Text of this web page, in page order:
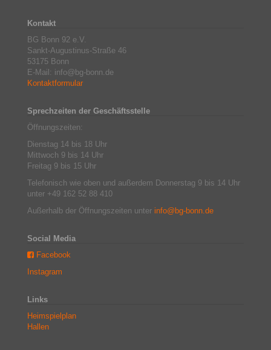
Kontakt
BG Bonn 92 e.V.
Sankt-Augustinus-Straße 46
53175 Bonn
E-Mail: info@bg-bonn.de
Kontaktformular
Sprechzeiten der Geschäftsstelle
Öffnungszeiten:
Dienstag 14 bis 18 Uhr
Mittwoch 9 bis 14 Uhr
Freitag 9 bis 15 Uhr
Telefonisch wie oben und außerdem Donnerstag 9 bis 14 Uhr
unter +49 162 52 88 410
Außerhalb der Öffnungszeiten unter info@bg-bonn.de
Social Media
Facebook
Instagram
Links
Heimspielplan
Hallen